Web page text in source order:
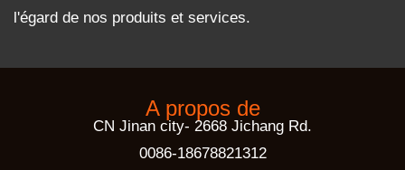
l'égard de nos produits et services.
A propos de
CN Jinan city- 2668 Jichang Rd.
0086-18678821312